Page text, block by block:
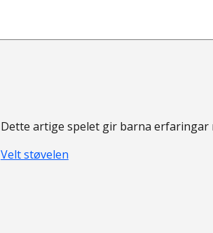
Dette artige spelet gir barna
Velt støvelen